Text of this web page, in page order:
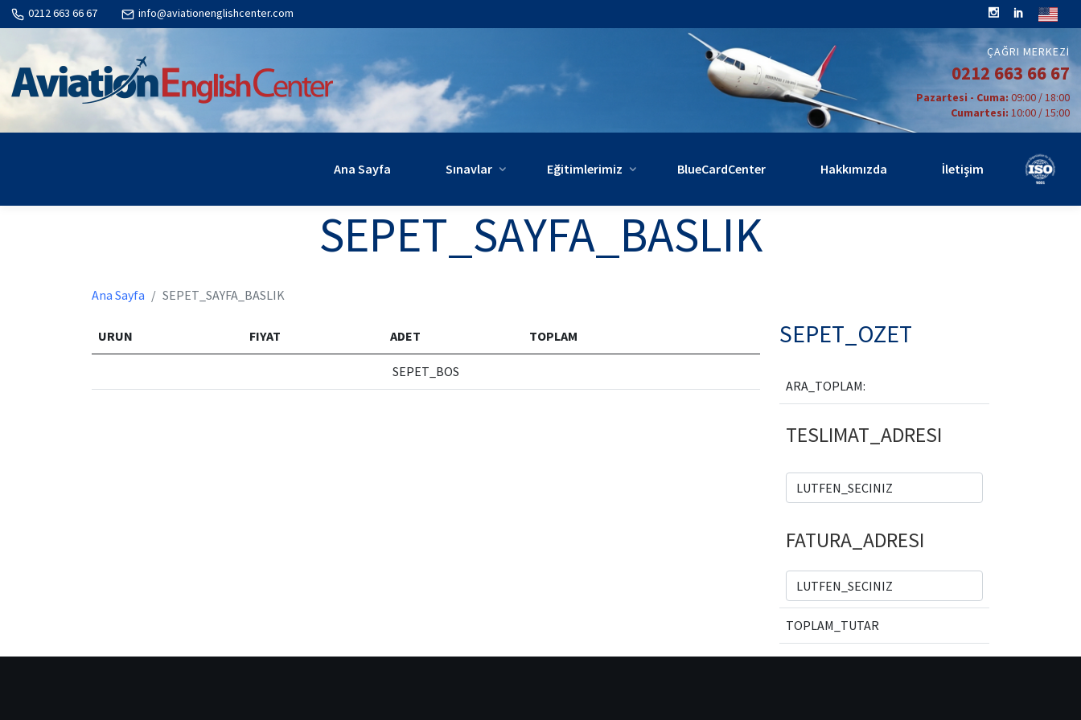
0212 663 66 67 info@aviationenglishcenter.com
ÇAĞRI MERKEZI
0212 663 66 67
Pazartesi - Cuma: 09:00 / 18:00
Cumartesi: 10:00 / 15:00
Ana Sayfa Sınavlar Eğitimlerimiz BlueCardCenter Hakkımızda İletişim
SEPET_SAYFA_BASLIK
Ana Sayfa SEPET_SAYFA_BASLIK
URUN FIYAT ADET TOPLAM
SEPET_BOS
SEPET_OZET
ARA_TOPLAM:
TESLIMAT_ADRESI
FATURA_ADRESI
TOPLAM_TUTAR